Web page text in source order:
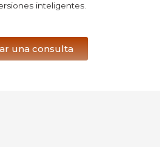
inteligentes.
una consulta